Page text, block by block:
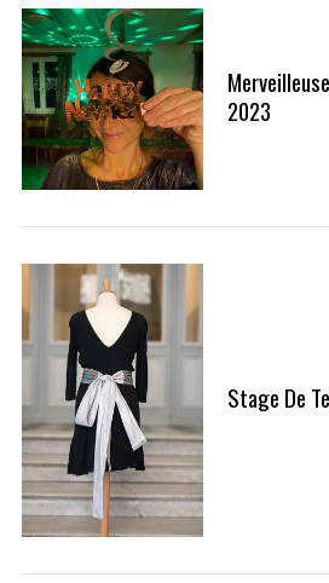
2023
Stage De